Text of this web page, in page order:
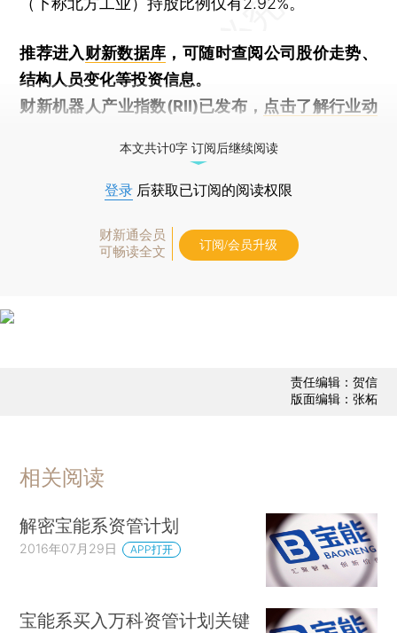
推荐进入财新数据库 ，可随时查阅公司股价走势、
结构人员变化等投资信息。
财新机器人产业指数(RII)已发布， 点击了解行业动
本文共计0字 订阅后继续阅读
登录 后获取已订阅的阅读权限
财新通会员
可畅读全文
订阅/会员升级
责任编辑：贺信
版面编辑：张柘
相关阅读
解密宝能系资管计划
2016年07月29日 APP打开
宝能系买入万科资管计划关键